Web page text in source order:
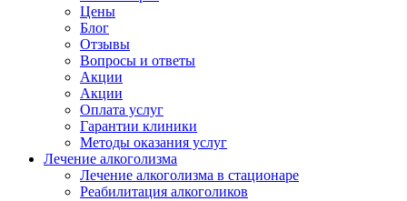
Цены
Блог
Отзывы
Вопросы и ответы
Акции
Акции
Оплата услуг
Гарантии клиники
Методы оказания услуг
Лечение алкоголизма
Лечение алкоголизма в стационаре
Реабилитация алкоголиков